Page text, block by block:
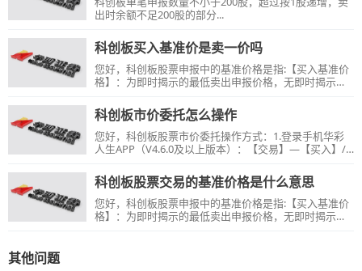
出时余额不足200股的部分...
科创板买入基准价是卖一价吗
您好，科创板股票申报中的基准价格是指:【买入基准价
格】：为即时揭示的最低卖出申报价格，无即时揭示的
格，无即时揭示的最高买入申报价格的，为最新成交
价，当日无成交的，为前收盘价。【卖出基准价格】：
为即时揭示的最高买入申报价格，无即时揭示的最高买
入申报价格的，为即时揭示的最低卖出申报价格，无即
时揭示的最低卖出申报价格的，为最新成交价，当日无
成交的，为前收盘价。
科创板市价委托怎么操作
您好，科创板股票市价委托操作方式：1.登录手机华彩
人生APP（V4.6.0及以上版本）：【交易】—【买入】/
价委托方式（四种申报方式）—输入保护限价、委托数
量，根据提示下单即可；2.登录电脑华彩人生一点通
（V7.29）及以上：【交易】—【证券交易】—【股票】
—【科创板】—【买入】/【卖出】—输入股票代码，选
择市价委托（四种申报方式）—输入保护限价、委托数
科创板股票交易的基准价格是什么意思
您好，科创板股票申报中的基准价格是指:【买入基准价
格】：为即时揭示的最低卖出申报价格，无即时揭示的
其他问题